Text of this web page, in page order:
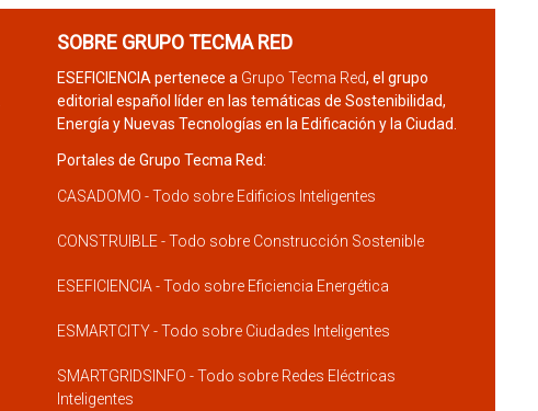
SOBRE GRUPO TECMA RED
ESEFICIENCIA pertenece a Grupo Tecma Red, el grupo
editorial español líder en las temáticas de Sostenibilidad,
Energía y Nuevas Tecnologías en la Edificación y la Ciudad.
Portales de Grupo Tecma Red:
CASADOMO - Todo sobre Edificios Inteligentes
CONSTRUIBLE - Todo sobre Construcción Sostenible
ESEFICIENCIA - Todo sobre Eficiencia Energética
ESMARTCITY - Todo sobre Ciudades Inteligentes
SMARTGRIDSINFO - Todo sobre Redes Eléctricas
Inteligentes